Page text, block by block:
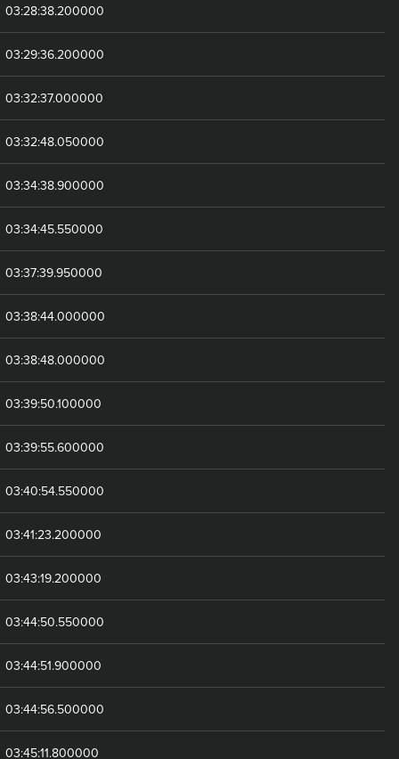
03:28:38.200000
03:29:36.200000
03:32:37.000000
03:32:48.050000
03:34:38.900000
03:34:45.550000
03:37:39.950000
03:38:44.000000
03:38:48.000000
03:39:50.100000
03:39:55.600000
03:40:54.550000
03:41:23.200000
03:43:19.200000
03:44:50.550000
03:44:51.900000
03:44:56.500000
03:45:11.800000